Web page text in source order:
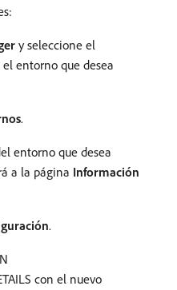
y seleccione el
entorno que desea
.
entorno que desea
a la página Información
.
con el nuevo